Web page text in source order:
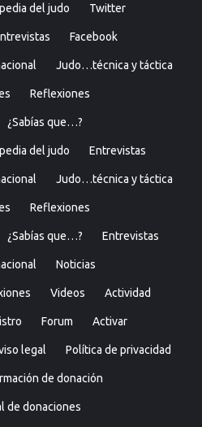
del judo Twitter
Facebook
Judo…técnica y táctica
Reflexiones
¿Sabías que…?
del judo Entrevistas
Judo…técnica y táctica
Reflexiones
¿Sabías que…? Entrevistas
Noticias
Videos Actividad
Forum Activar
legal Política de privacidad
de donación
de donaciones